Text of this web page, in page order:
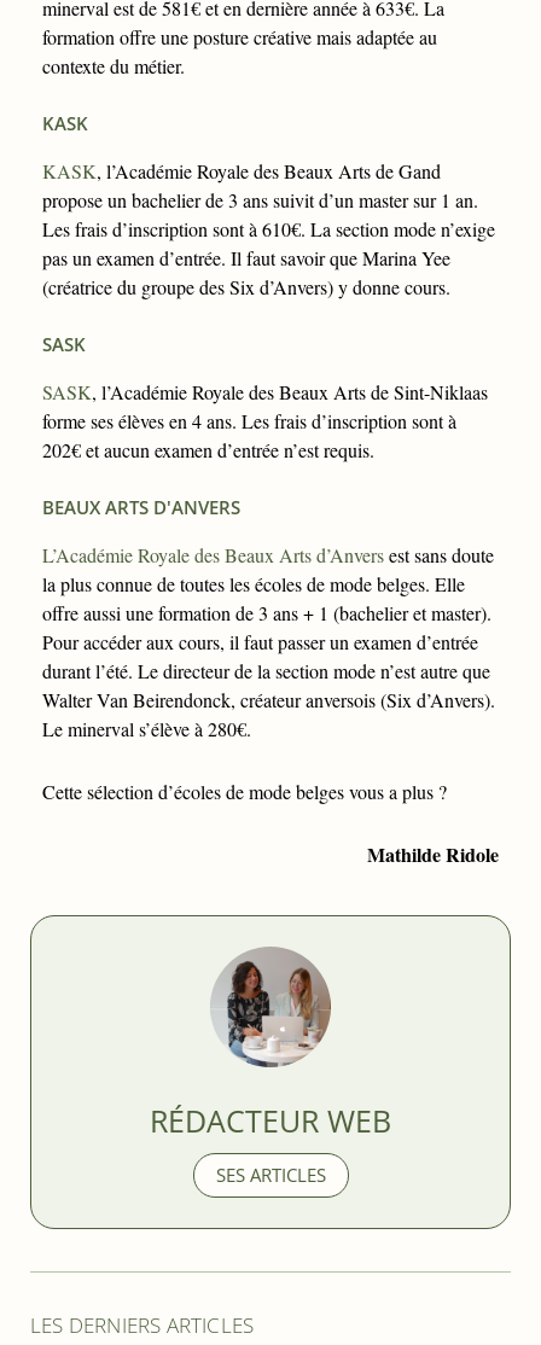
minerval est de 581€ et en dernière année à 633€. La
formation offre une posture créative mais adaptée au
contexte du métier.
KASK
KASK, l’Académie Royale des Beaux Arts de Gand
propose un bachelier de 3 ans suivit d’un master sur 1 an.
Les frais d’inscription sont à 610€. La section mode n’exige
pas un examen d’entrée. Il faut savoir que Marina Yee
(créatrice du groupe des Six d’Anvers) y donne cours.
SASK
SASK, l’Académie Royale des Beaux Arts de Sint-Niklaas
forme ses élèves en 4 ans. Les frais d’inscription sont à
202€ et aucun examen d’entrée n’est requis.
BEAUX ARTS D'ANVERS
L’Académie Royale des Beaux Arts d’Anversest sans doute
la plus connue de toutes les écoles de mode belges. Elle
offre aussi une formation de 3 ans + 1 (bachelier et master).
Pour accéder aux cours, il faut passer un examen d’entrée
durant l’été. Le directeur de la section mode n’est autre que
Walter Van Beirendonck, créateur anversois (Six d’Anvers).
Le minerval s’élève à 280€.
Cette sélection d’écoles de mode belges vous a plus ?
Mathilde Ridole
RÉDACTEUR WEB
SES ARTICLES
LES DERNIERS ARTICLES